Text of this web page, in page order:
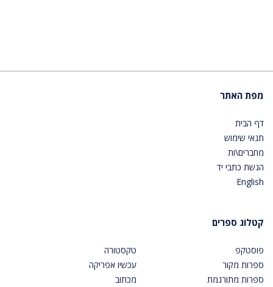
מפת האתר
דף הבית
תנאי שימוש
מחברים\ות
הגשת כתבי יד
English
קטלוג ספרים
פוסטקפ
ספרות מקור
ספרות מתורגמת
טקסטורה
עכשיו אפריקה
מכתוב